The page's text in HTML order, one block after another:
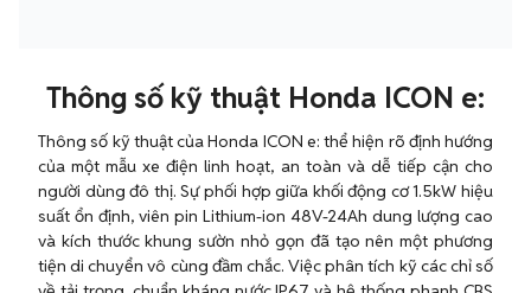
Thông số kỹ thuật Honda ICON e:
Thông số kỹ thuật của Honda ICON e: thể hiện rõ định hướng
của một mẫu xe điện linh hoạt, an toàn và dễ tiếp cận cho
người dùng đô thị. Sự phối hợp giữa khối động cơ 1.5kW hiệu
suất ổn định, viên pin Lithium-ion 48V-24Ah dung lượng cao
và kích thước khung sườn nhỏ gọn đã tạo nên một phương
tiện di chuyển vô cùng đầm chắc. Việc phân tích kỹ các chỉ số